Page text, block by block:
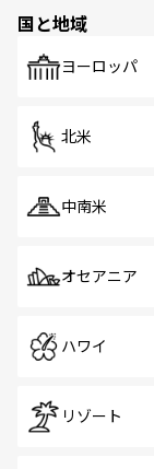
で、
国と地域
ヨーロッパ
北米
中南米
オセアニア
ハワイ
リゾート